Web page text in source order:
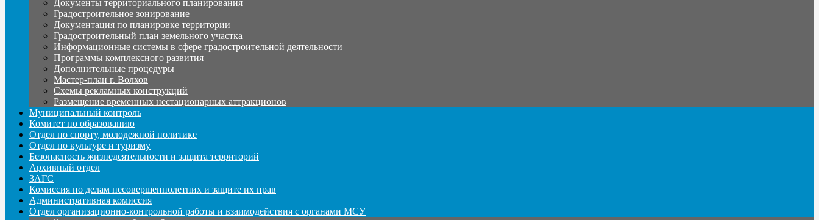
Документы территориального планирования
Градостроительное зонирование
Документация по планировке территории
Градостроительный план земельного участка
Информационные системы в сфере градостроительной деятельности
Программы комплексного развития
Дополнительные процедуры
Мастер-план г. Волхов
Схемы рекламных конструкций
Размещение временных нестационарных аттракционов
Муниципальный контроль
Комитет по образованию
Отдел по спорту, молодежной политике
Отдел по культуре и туризму
Безопасность жизнедеятельности и защита территорий
Архивный отдел
ЗАГС
Комиссия по делам несовершеннолетних и защите их прав
Административная комиссия
Отдел организационно-контрольной работы и взаимодействия с органами МСУ